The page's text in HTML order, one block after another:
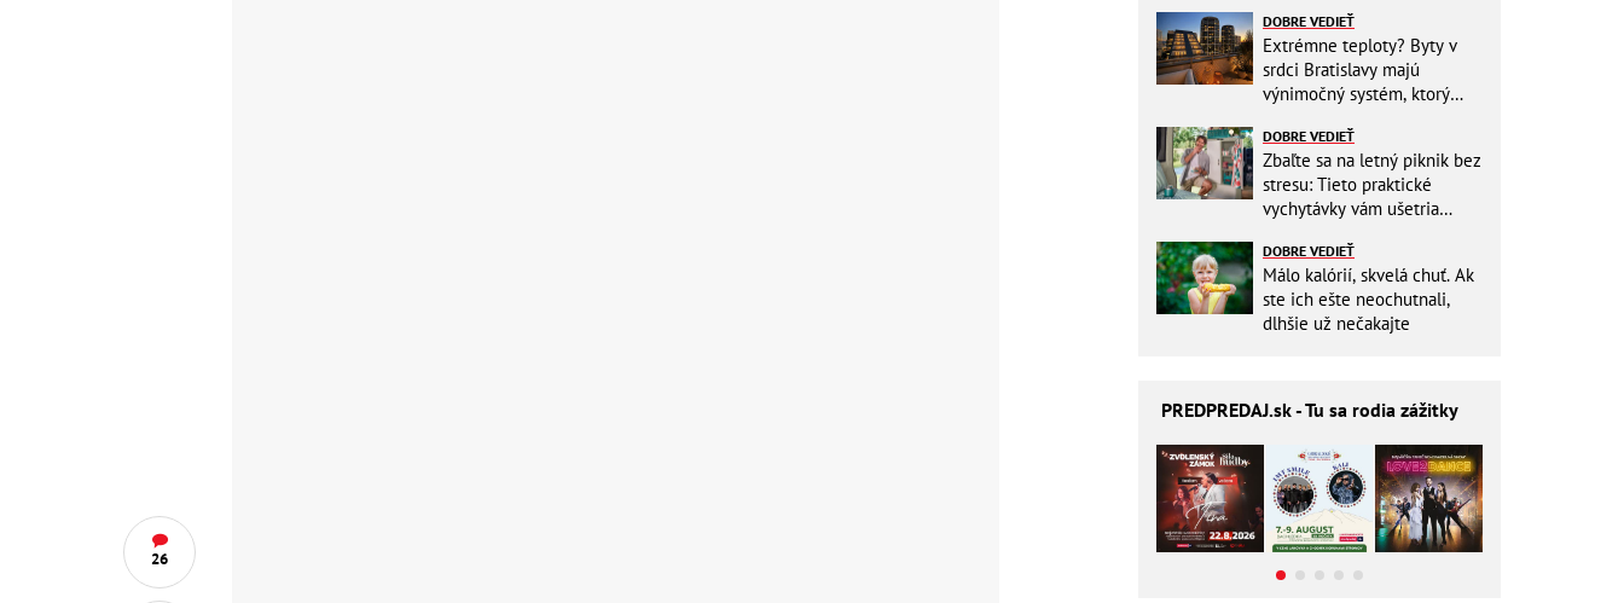
26
DOBRE VEDIEŤ
Extrémne teploty? Byty v
srdci Bratislavy majú
výnimočný systém, ktorý
DOBRE VEDIEŤ
Zbaľte sa na letný piknik bez
stresu: Tieto praktické
vychytávky vám ušetria
DOBRE VEDIEŤ
Málo kalórií, skvelá chuť. Ak
ste ich ešte neochutnali,
dlhšie už nečakajte
PREDPREDAJ.sk - Tu sa rodia zážitky